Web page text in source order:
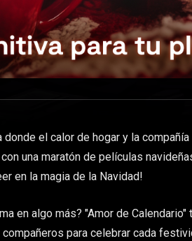
donde el calor de hogar y la
una maratón de películas
en la magia de la Navidad!
en algo más? "Amor de
para celebrar cada